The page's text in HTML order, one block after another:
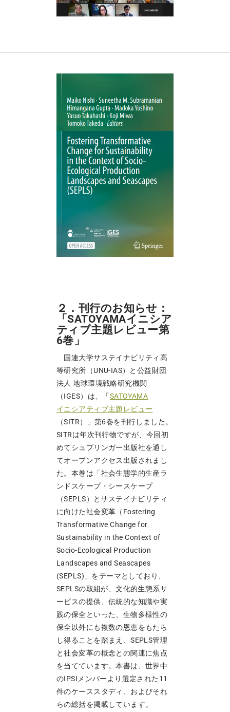
２．刊行のお知らせ：
「SATOYAMAイニシア
ティブ主題レビュー第
6巻」
国連大学サステイナビリティ高
等研究所（UNU-IAS）と公益財団
法人 地球環境戦略研究機関
（IGES）は、「SATOYAMA
イニシアティブ主題レビュー
（SITR）」第6巻を刊行しました。
SITRは年次刊行物ですが、今回初
めてシュプリンガー出版社を通し
てオープンアクセス出版されまし
た。本巻は「社会生態学的生産ラ
ンドスケープ・シースケープ
（SEPLS）とサステイナビリティ
に向けた社会変革（Fostering
Transformative Change for
Sustainability in the Context of
Socio-Ecological Production
Landscapes and Seascapes
(SEPLS)」をテーマとしており、
SEPLSの取組が、文化的生態系サ
ービスの提供、伝統的な知識や実
践の保全といった、生物多様性の
保全以外にも複数の恩恵をもたら
し得ることを踏まえ、SEPLS管理
と社会変革の概念との関連に焦点
を当てています。本書は、世界中
のIPSIメンバーより選定された11
件のケーススタディ、およびそれ
らの総括を掲載しています。